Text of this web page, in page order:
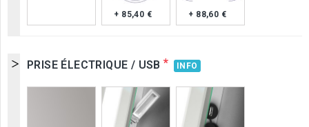
+ 85,40 € + 88,60 €
PRISE ÉLECTRIQUE / USB* INFO